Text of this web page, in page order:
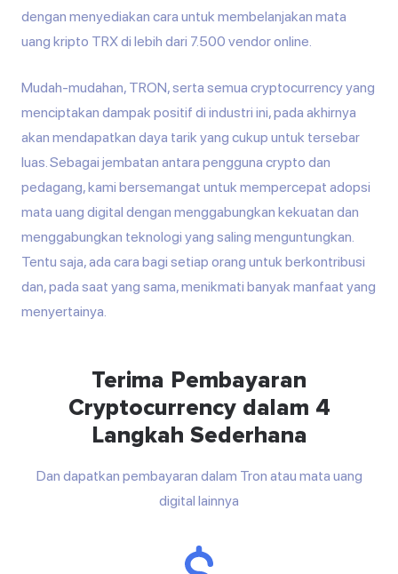
dengan menyediakan cara untuk membelanjakan mata
uang kripto TRX di lebih dari 7.500 vendor online.
Mudah-mudahan, TRON, serta semua cryptocurrency yang
menciptakan dampak positif di industri ini, pada akhirnya
akan mendapatkan daya tarik yang cukup untuk tersebar
luas. Sebagai jembatan antara pengguna crypto dan
pedagang, kami bersemangat untuk mempercepat adopsi
mata uang digital dengan menggabungkan kekuatan dan
menggabungkan teknologi yang saling menguntungkan.
Tentu saja, ada cara bagi setiap orang untuk berkontribusi
dan, pada saat yang sama, menikmati banyak manfaat yang
menyertainya.
Terima Pembayaran
Cryptocurrency dalam 4
Langkah Sederhana
Dan dapatkan pembayaran dalam Tron atau mata uang
digital lainnya